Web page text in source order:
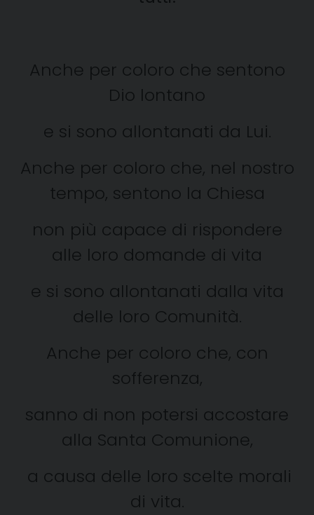
Anche per coloro che sentono
Dio lontano
e si sono allontanati da Lui.
Anche per coloro che, nel nostro
tempo, sentono la Chiesa
non più capace di rispondere
alle loro domande di vita
e si sono allontanati dalla vita
delle loro Comunità.
Anche per coloro che, con
sofferenza,
sanno di non potersi accostare
alla Santa Comunione,
a causa delle loro scelte morali
di vita.